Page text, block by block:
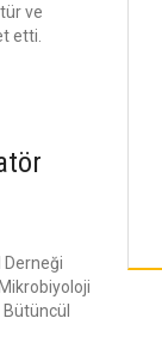
ve
etti.
Derneği